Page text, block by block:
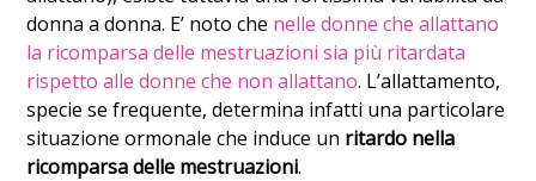
donna a donna. E’ noto che nelle donne che allattano
la ricomparsa delle mestruazioni sia più ritardata
rispetto alle donne che non allattano. L’allattamento,
specie se frequente, determina infatti una particolare
situazione ormonale che induce un ritardo nella
ricomparsa delle mestruazioni.